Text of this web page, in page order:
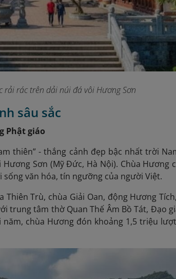
rác trên dải núi đá vôi Hương Sơn
sâu sắc
Phật giáo
thiên” - thắng cảnh đẹp bậc nhất trời
Sơn (Mỹ Đức, Hà Nội). Chùa Hương
văn hóa, tín ngưỡng của người Việt.
Trù, chùa Giải Oan, động Hương
trung tâm thờ Quan Thế Âm Bồ Tát, Đạo
chùa Hương đón khoảng 1,5 triệu